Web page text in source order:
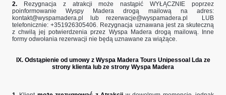
2.
Rezygnacja z atrakcji może nastąpić WYŁĄCZNIE poprzez
poinformowanie Wyspy Madera drogą mailową na adres:
kontakt@wyspamadera.pl
lub rezerwacje@wyspamadera.pl
LUB
telefonicznie: +351926305406. Rezygnacja uznawana jest za skuteczną
z chwilą jej potwierdzenia przez Wyspa Madera drogą mailową. Inne
formy odwołania rezerwacji nie będą uznawane za wiążące.
IX. Odstąpienie od umowy z Wyspa Madera Tours Unipessoal Lda ze
strony klienta lub ze strony Wyspa Madera